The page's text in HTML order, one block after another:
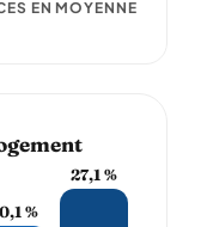
EN MOYENNE
%
27,1 %